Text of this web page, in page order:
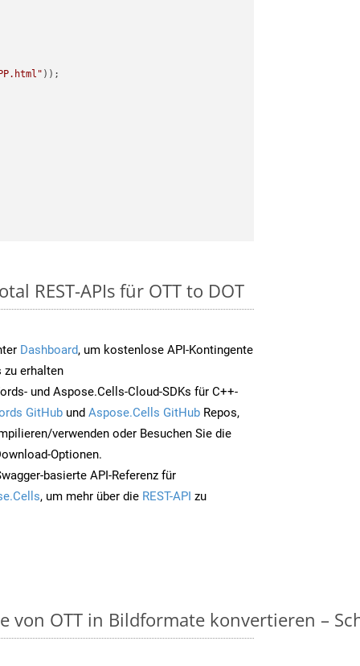
REST-APIs für OTT to DOT
Dashboard, um kostenlose API-Kontingente
zu erhalten
und Aspose.Cells-Cloud-SDKs für C++-
GitHub und Aspose.Cells GitHub Repos,
verwenden oder Besuchen Sie die
Optionen.
basierte API-Referenz für
, um mehr über die REST-API zu
von OTT in Bildformate konvertieren –